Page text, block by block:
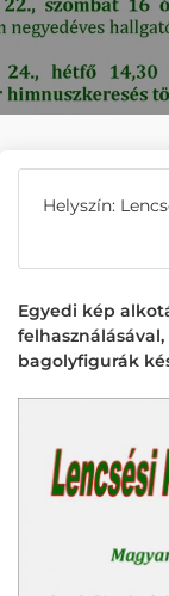
Helyszín:
Egyedi kép
bagolyfigurák